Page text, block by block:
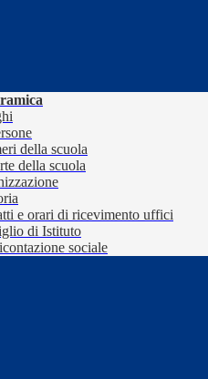
della scuola
della scuola
e orari di ricevimento uffici
di Istituto
sociale